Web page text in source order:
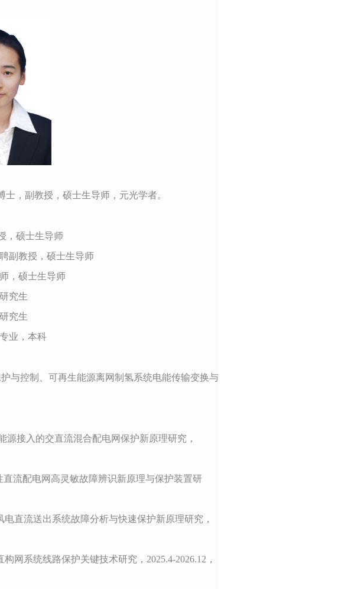
士， 副教授，硕士生导师，元光学者。
，硕士生导师
副教授，硕士生导师
，硕士生导师
究生
究生
业，本科
与控制、可再生能源离网制氢系统电能传输变换与
源接入的交直流混合配电网保护新原理研究，
直流配电网高灵敏故障辨识新原理与保护装置研
直流送出系统故障分析与快速保护新原理研究，
构网系统线路保护关键技术研究 ，2025.4-2026.12，